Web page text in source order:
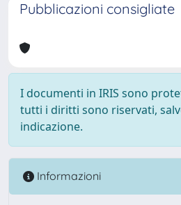
Pubblicazioni consigliate
I documenti in IRIS sono
tutti i diritti sono riservati,
indicazione.
Informazioni